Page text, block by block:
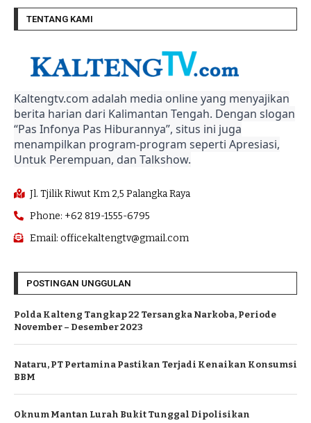
TENTANG KAMI
Kaltengtv.com adalah media online yang menyajikan
berita harian dari Kalimantan Tengah. Dengan slogan
“Pas Infonya Pas Hiburannya”, situs ini juga
menampilkan program-program seperti Apresiasi,
Untuk Perempuan, dan Talkshow.
Jl. Tjilik Riwut Km 2,5 Palangka Raya
Phone: +62 819-1555-6795
Email: officekaltengtv@gmail.com
POSTINGAN UNGGULAN
Polda Kalteng Tangkap 22 Tersangka Narkoba, Periode
November – Desember 2023
Nataru, PT Pertamina Pastikan Terjadi Kenaikan Konsumsi
BBM
Oknum Mantan Lurah Bukit Tunggal Dipolisikan